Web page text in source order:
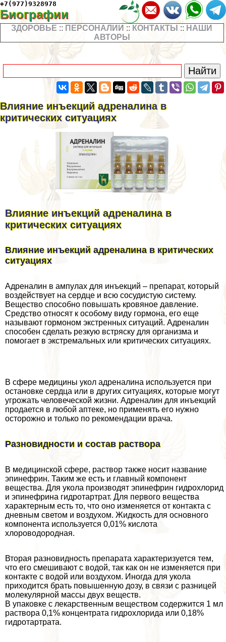
+7(977)9328978
Биографии
ЗДОРОВЬЕ :: ПЕРСОНАЛИИ :: КОНТАКТЫ :: НАШИ
АВТОРЫ
Влияние инъекций адреналина в
критических ситуациях
Влияние инъекций адреналина в
критических ситуациях
Влияние инъекций адреналина в критических
ситуациях
Адреналин в ампулах для инъекций – препарат, который
воздействует на сердце и всю сосудистую систему.
Вещество способно повышать кровяное давление.
Средство относят к особому виду гормона, его еще
называют гормоном экстренных ситуаций. Адреналин
способен сделать резкую встряску для организма и
помогает в экстремальных или критических ситуациях.
В сфере медицины укол адреналина используется при
остановке сердца или в других ситуациях, которые могут
угрожать человеческой жизни. Адреналин для инъекций
продается в любой аптеке, но применять его нужно
осторожно и только по рекомендации врача.
Разновидности и состав раствора
В медицинской сфере, раствор также носит название
эпинефрин. Таким же есть и главный компонент
вещества. Для укола производят эпинефрин гидрохлорид
и эпинефрина гидротартрат. Для первого вещества
хаpaктерным есть то, что оно изменяется от контакта с
дневным светом и воздухом. Жидкость для основного
компонента используется 0,01% кислота
хлороводородная.
Вторая разновидность препарата хаpaктеризуется тем,
что его смешивают с водой, так как он не изменяется при
контакте с водой или воздухом. Иногда для укола
приходится брать повышенную дозу, в связи с разницей
молекулярной массы двух веществ.
В упаковке с лекарственным веществом содержится 1 мл
раствора 0,1% концентрата гидрохлорида или 0,18%
гидротартрата.